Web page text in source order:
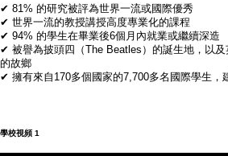
✔ 81% 的研究被評為世界一流或國際優秀
✔ 世界一流的教授講授高度專業化的課程
✔ 94% 的學生在畢業後6個月內就業或繼續深造
✔ 被譽為披頭四（The Beatles）的誕生地，以
的故鄉
✔ 擁有來自170多個國家的7,700多名國際學生，
學校視頻 1